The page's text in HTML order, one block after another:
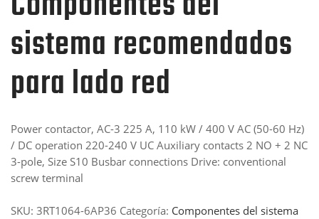
sistema recomendados
para lado red
Power contactor, AC-3 225 A, 110 kW / 400 V AC (50-60 Hz)
/ DC operation 220-240 V UC Auxiliary contacts 2 NO + 2 NC
3-pole, Size S10 Busbar connections Drive: conventional
screw terminal
SKU: 3RT1064-6AP36 Categoría: Componentes del sistema